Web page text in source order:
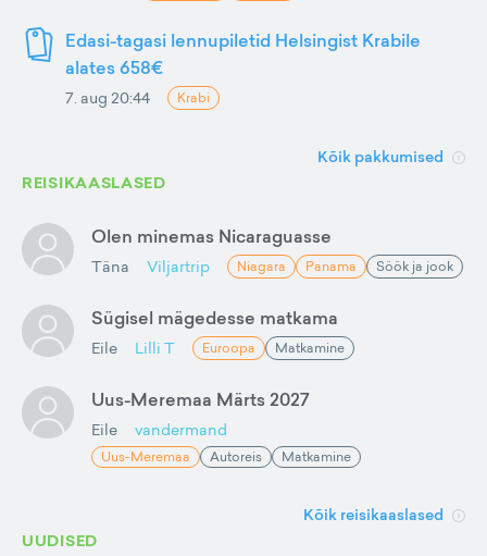
Edasi-tagasi lennupiletid Helsingist Krabile
alates 658€
7. aug 20:44 Krabi
Kõik pakkumised
REISIKAASLASED
Olen minemas Nicaraguasse
Täna Viljartrip Niagara Panama Söök ja jook
Sügisel mägedesse matkama
Eile Lilli T Euroopa Matkamine
Uus-Meremaa Märts 2027
Eile vandermand
Uus-Meremaa Autoreis Matkamine
Kõik reisikaaslased
UUDISED